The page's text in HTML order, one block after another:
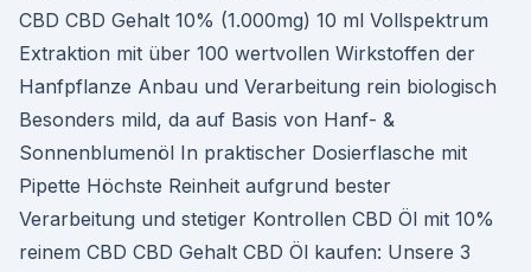
CBD CBD Gehalt 10% (1.000mg) 10 ml Vollspektrum
Extraktion mit über 100 wertvollen Wirkstoffen der
Hanfpflanze Anbau und Verarbeitung rein biologisch
Besonders mild, da auf Basis von Hanf- &
Sonnenblumenöl In praktischer Dosierflasche mit
Pipette Höchste Reinheit aufgrund bester
Verarbeitung und stetiger Kontrollen CBD Öl mit 10%
reinem CBD CBD Gehalt CBD Öl kaufen: Unsere 3